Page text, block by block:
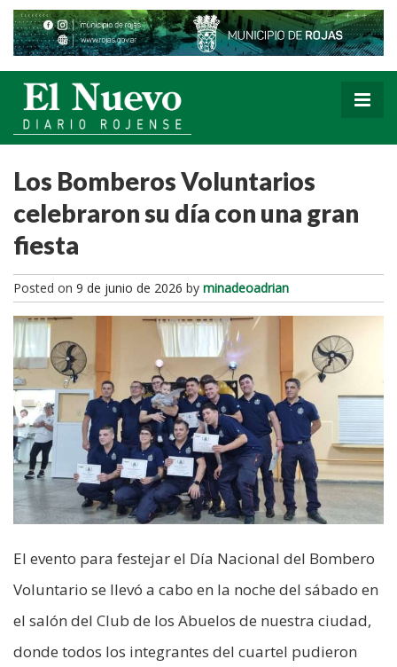
Los Bomberos Voluntarios
celebraron su día con una gran
fiesta
Posted on 9 de junio de 2026 by minadeoadrian
El evento para festejar el Día Nacional del Bombero
Voluntario se llevó a cabo en la noche del sábado en
el salón del Club de los Abuelos de nuestra ciudad,
donde todos los integrantes del cuartel pudieron